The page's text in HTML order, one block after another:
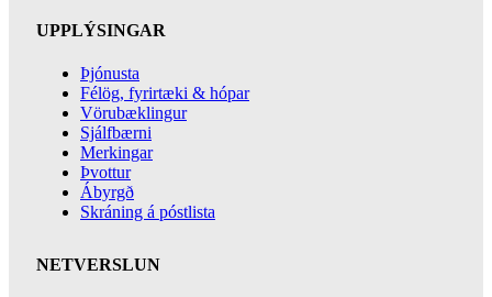
UPPLÝSINGAR
Þjónusta
Félög, fyrirtæki & hópar
Vörubæklingur
Sjálfbærni
Merkingar
Þvottur
Ábyrgð
Skráning á póstlista
NETVERSLUN